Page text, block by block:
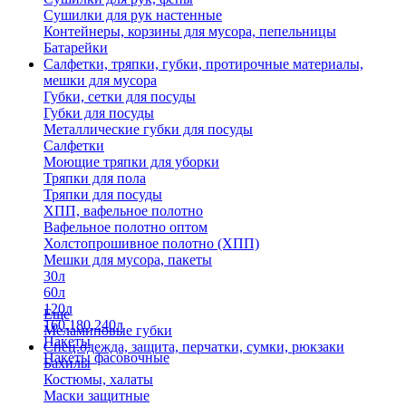
Сушилки для рук настенные
Контейнеры, корзины для мусора, пепельницы
Батарейки
Салфетки, тряпки, губки, протирочные материалы,
мешки для мусора
Губки, сетки для посуды
Губки для посуды
Металлические губки для посуды
Салфетки
Моющие тряпки для уборки
Тряпки для пола
Тряпки для посуды
ХПП, вафельное полотно
Вафельное полотно оптом
Холстопрошивное полотно (ХПП)
Мешки для мусора, пакеты
30л
60л
120л
160,180,240л
Пакеты
Пакеты фасовочные
Еще
Меламиновые губки
Спец.одежда, защита, перчатки, сумки, рюкзаки
Бахилы
Костюмы, халаты
Маски защитные